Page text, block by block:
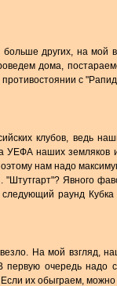
других, на мой
дома,
с
клубов, ведь
УЕФА наших земляков
нам надо
Явного
следующий раунд
На мой взгляд,
очередь надо
их обыграем,